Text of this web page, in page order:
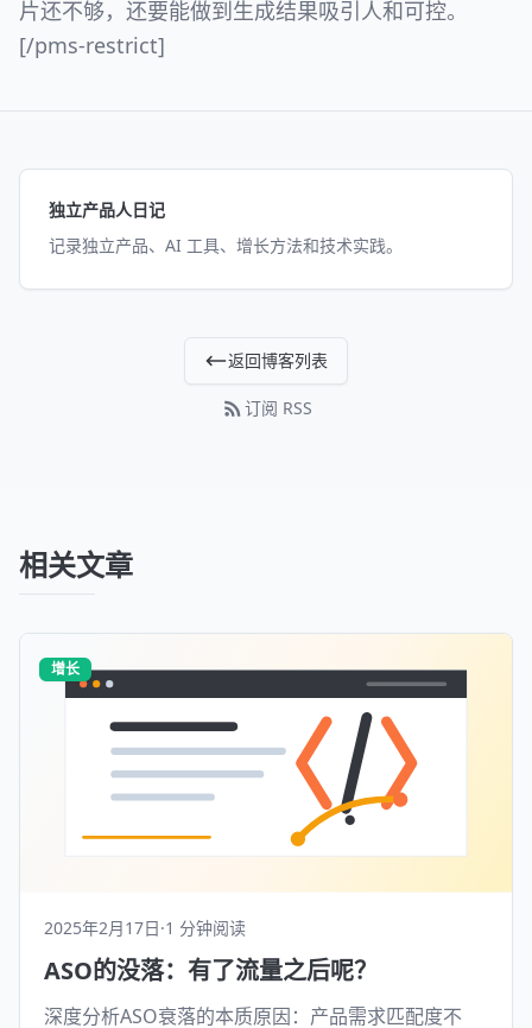
片还不够，还要能做到生成结果吸引人和可控。
[/pms-restrict]
独立产品人日记
记录独立产品、AI 工具、增长方法和技术实践。
返回博客列表
订阅 RSS
相关文章
增长
2025年2月17日·1 分钟阅读
ASO的没落：有了流量之后呢？
深度分析ASO衰落的本质原因：产品需求匹配度不